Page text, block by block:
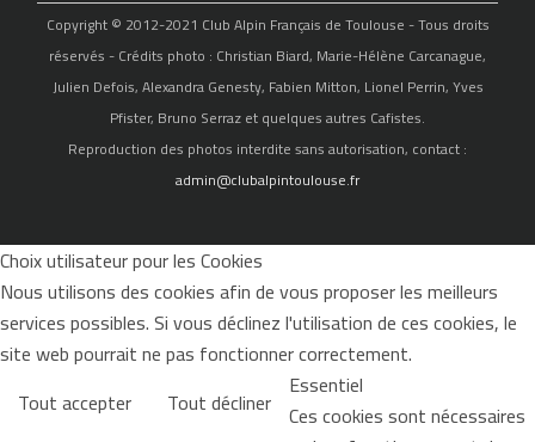
Copyright © 2012-2021 Club Alpin Français de Toulouse - Tous droits
réservés - Crédits photo : Christian Biard, Marie-Hélène Carcanague,
Julien Defois, Alexandra Genesty, Fabien Mitton, Lionel Perrin, Yves
Pfister, Bruno Serraz et quelques autres Cafistes.
Reproduction des photos interdite sans autorisation, contact :
admin@clubalpintoulouse.fr
Choix utilisateur pour les Cookies
Nous utilisons des cookies afin de vous proposer les meilleurs
services possibles. Si vous déclinez l'utilisation de ces cookies, le
site web pourrait ne pas fonctionner correctement.
Tout accepter
Tout décliner Essentiel
Ces cookies sont nécessaires